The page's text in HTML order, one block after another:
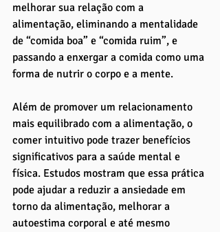
melhorar sua relação com a
alimentação, eliminando a mentalidade
de “comida boa” e “comida ruim”, e
passando a enxergar a comida como uma
forma de nutrir o corpo e a mente.
Além de promover um relacionamento
mais equilibrado com a alimentação, o
comer intuitivo pode trazer benefícios
significativos para a saúde mental e
física. Estudos mostram que essa prática
pode ajudar a reduzir a ansiedade em
torno da alimentação, melhorar a
autoestima corporal e até mesmo